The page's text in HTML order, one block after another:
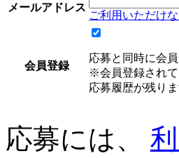
メールアドレス
ご利用いただけ
会員登録
応募と同時に会
※会員登録され
応募履歴が残りま
応募には、